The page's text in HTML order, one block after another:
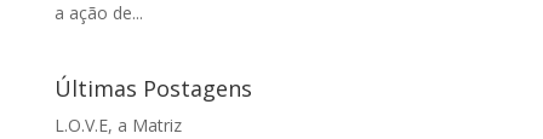
a ação de...
Últimas Postagens
L.O.V.E, a Matriz